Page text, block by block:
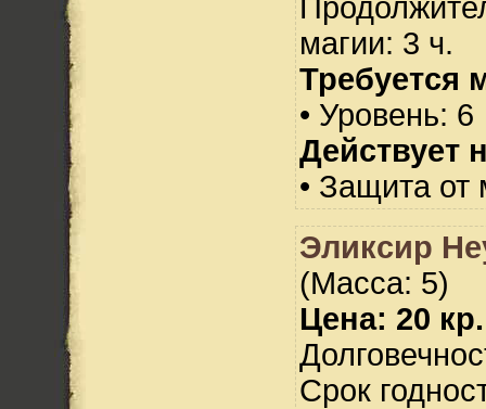
магии: 3 ч.
Требуется
• Уровень: 6
Действует
• Защита от
Эликсир
(Масса: 5)
Цена: 20 кр.
Срок